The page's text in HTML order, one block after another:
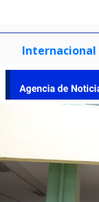
Internacional